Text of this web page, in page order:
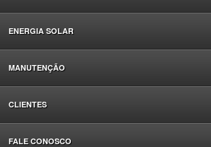
ENERGIA SOLAR
MANUTENÇÃO
CLIENTES
FALE CONOSCO